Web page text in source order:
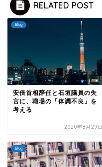
RELATED POST
Blog
安倍首相辞任と石垣議員の失
言に、職場の「体調不良」を
考える
2020年8月29日
Blog